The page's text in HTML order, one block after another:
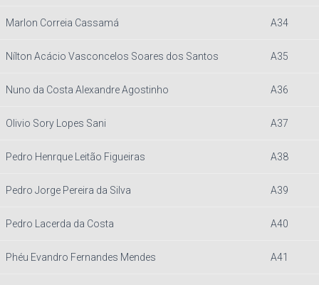
Marlon Correia Cassamá A34
Nílton Acácio Vasconcelos Soares dos Santos A35
Nuno da Costa Alexandre Agostinho A36
Olivio Sory Lopes Sani A37
Pedro Henrque Leitão Figueiras A38
Pedro Jorge Pereira da Silva A39
Pedro Lacerda da Costa A40
Phéu Evandro Fernandes Mendes A41